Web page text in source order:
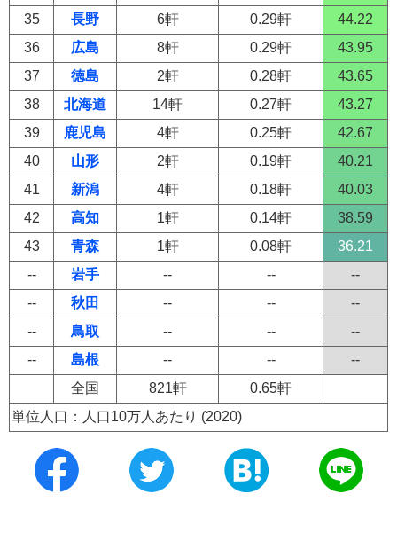
35
長野 6軒 0.29軒
44.22
36
広島 8軒 0.29軒
43.95
37
徳島 2軒 0.28軒
43.65
38
北海道 14軒 0.27軒
43.27
39
鹿児島 4軒 0.25軒
42.67
40
山形 2軒 0.19軒
40.21
41
新潟 4軒 0.18軒
40.03
42
高知 1軒 0.14軒
38.59
43
青森 1軒 0.08軒
36.21
--
岩手 -- --
--
--
秋田 -- --
--
--
鳥取 -- --
--
--
島根 -- --
--
全国
821軒
0.65軒
単位人口：人口10万人あたり (2020)